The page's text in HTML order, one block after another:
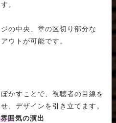
。
の中央、章の区切り部分な
ウトが可能です。
かすことで、視聴者の目線を
、デザインを引き立てます。
囲気の演出